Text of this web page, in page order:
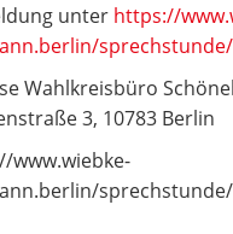
unter https://
sprechstunde/
Wahlkreisbüro
3, 10783 Berlin
www.wiebke-
sprechstunde/